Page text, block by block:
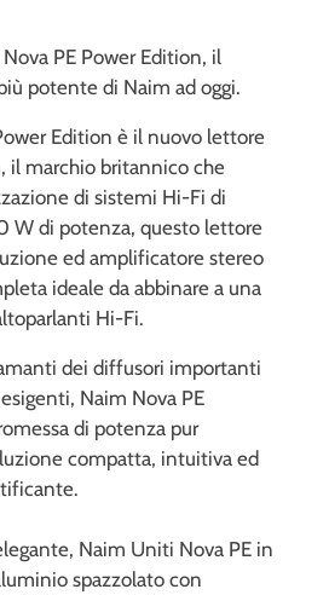
PE Power Edition, il
potente di Naim ad oggi.
Edition è il nuovo lettore
il marchio britannico che
di sistemi Hi-Fi di
W di potenza, questo lettore
ed amplificatore stereo
ideale da abbinare a una
Hi-Fi.
dei diffusori importanti
Naim Nova PE
di potenza pur
compatta, intuitiva ed
Naim Uniti Nova PE in
spazzolato con